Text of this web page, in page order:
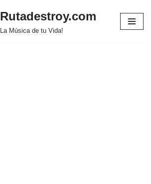
Rutadestroy.com
La Música de tu Vida!